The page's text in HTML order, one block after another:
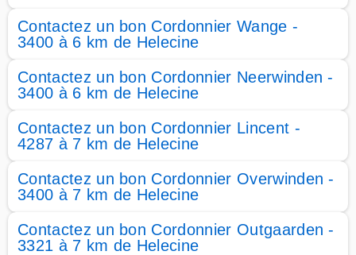
Contactez un bon Cordonnier Wange -
3400 à 6 km de Helecine
Contactez un bon Cordonnier Neerwinden -
3400 à 6 km de Helecine
Contactez un bon Cordonnier Lincent -
4287 à 7 km de Helecine
Contactez un bon Cordonnier Overwinden -
3400 à 7 km de Helecine
Contactez un bon Cordonnier Outgaarden -
3321 à 7 km de Helecine